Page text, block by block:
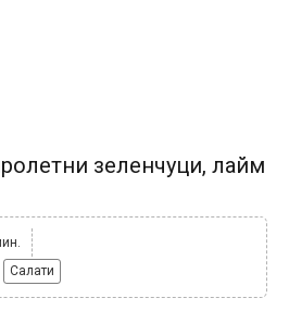
зеленчуци, лайм
Салати